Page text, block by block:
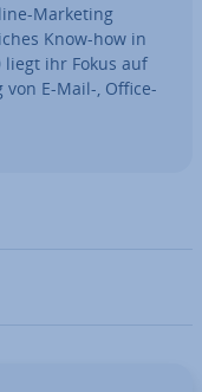
Marketing
Know-how in
ihr Fokus auf
E-Mail-, Office-